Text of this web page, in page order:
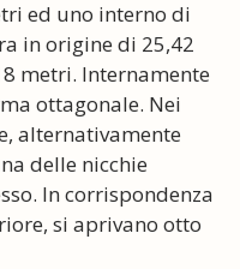
ed uno interno di
in origine di 25,42
metri. Internamente
ottagonale. Nei
alternativamente
delle nicchie
In corrispondenza
si aprivano otto